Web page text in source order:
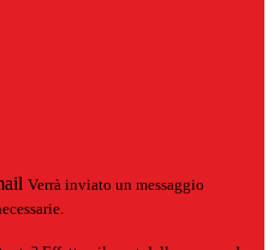
Verrà inviato un messaggio